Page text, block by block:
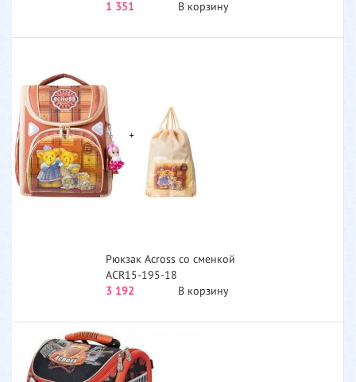
голубым серия Морская
1 351 В корзину
Рюкзак Across со сменкой
ACR15-195-18
3 192
В корзину